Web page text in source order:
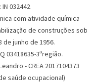
032442.
com atividade química
de construções sob
de junho de 1956.
03418635-3ªregião.
- CREA 2017104373
saúde ocupacional)